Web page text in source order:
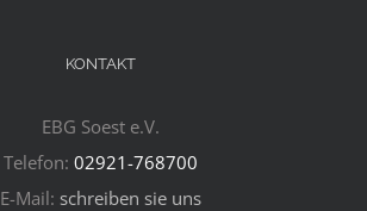
KONTAKT
EBG Soest e.V.
Telefon: 02921-768700
E-Mail: schreiben sie uns